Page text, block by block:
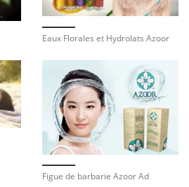
Eaux Florales et Hydrolats Azoor
Figue de barbarie Azoor Ad